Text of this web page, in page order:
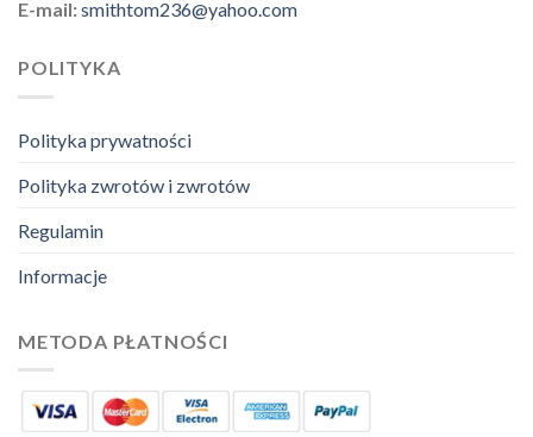
E-mail:smithtom236@yahoo.com
POLITYKA
Polityka prywatności
Polityka zwrotów i zwrotów
Regulamin
Informacje
METODA PŁATNOŚCI